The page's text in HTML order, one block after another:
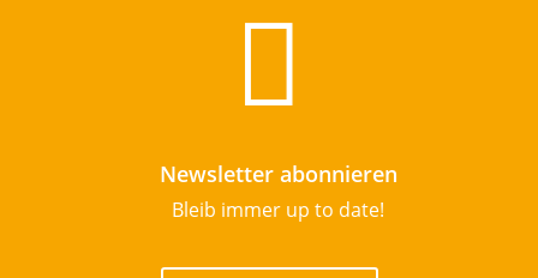

Newsletter abonnieren
Bleib immer up to date!